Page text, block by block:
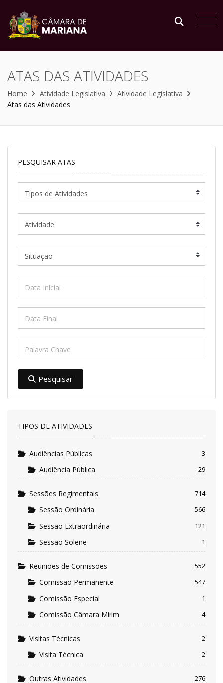
ATAS DAS ATIVIDADES
Home Atividade Legislativa
Atividade Legislativa
Atas das Atividades
PESQUISAR ATAS
Pesquisar
TIPOS DE ATIVIDADES
Audiências Públicas 3
Audiência Pública 29
Sessões Regimentais 714
Sessão Ordinária 566
Sessão Extraordinária 121
Sessão Solene 1
Reuniões de Comissões 552
Comissão Permanente 547
Comissão Especial 1
Comissão Câmara Mirim 4
Visitas Técnicas 2
Visita Técnica 2
Outras Atividades 276